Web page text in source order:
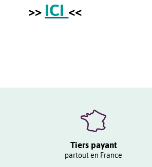
>> ICI <<
Tiers payant
partout en France